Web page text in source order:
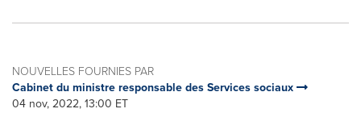
NOUVELLES FOURNIES PAR
Cabinet du ministre responsable des Services sociaux
04 nov, 2022, 13:00 ET